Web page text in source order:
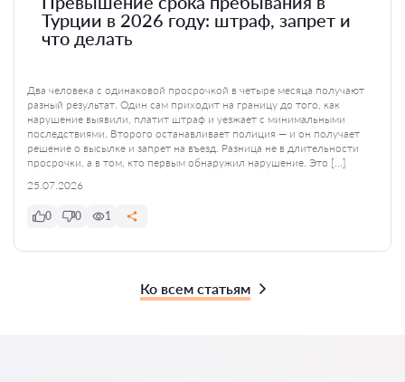
Турции в 2026 году: штраф, запрет и
что делать
Два человека с одинаковой просрочкой в четыре месяца получают
разный результат. Один сам приходит на границу до того, как
нарушение выявили, платит штраф и уезжает с минимальными
последствиями. Второго останавливает полиция — и он получает
решение о высылке и запрет на въезд. Разница не в длительности
просрочки, а в том, кто первым обнаружил нарушение. Это […]
25.07.2026
0 0 1
Ко всем статьям